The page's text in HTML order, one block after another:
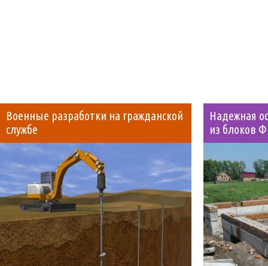
Военные разработки на гражданской
службе
Надежная
из блоков